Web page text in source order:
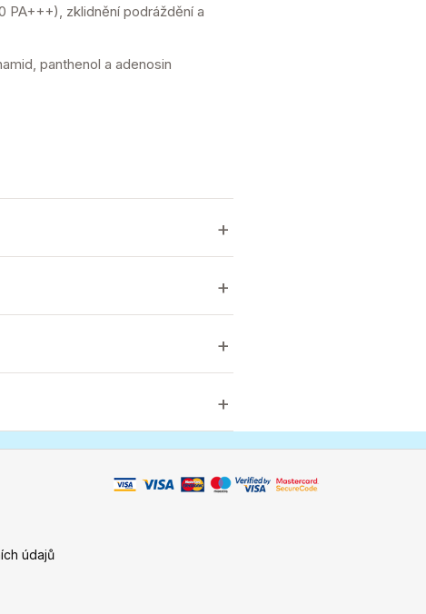
PA+++), zklidnění podráždění a
panthenol a adenosin
údajů